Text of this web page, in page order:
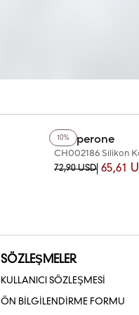
10%
+3Renk
Chaperone
CH002186 Silikon
Saati
72,90 USD 65,61
SÖZLEŞMELER
KULLANICI SÖZLEŞMESİ
ÖN BİLGİLENDİRME FORMU